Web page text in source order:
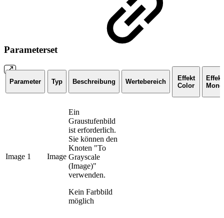
Parameterset
Parameter Typ Beschreibung Wertebereich
Effekt
Color
Effekt
Mono
Image 1 Image
Ein
Graustufenbild
ist erforderlich.
Sie können den
Knoten "To
Grayscale
(Image)"
verwenden.
Kein Farbbild
möglich